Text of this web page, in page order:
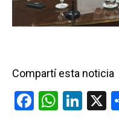
Compartí esta noticia
F
W
Li
X